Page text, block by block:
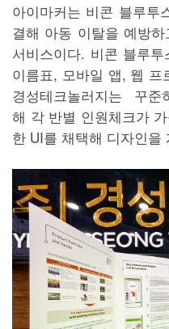
아이마커는 비콘 블루투
결해 아동 이탈을 예방
서비스이다. 비콘 블루
이름표, 모바일 앱, 웹
경성테크놀러지는 꾸
해 각 반별 인원체크가
한 UI를 채택해 디자인을